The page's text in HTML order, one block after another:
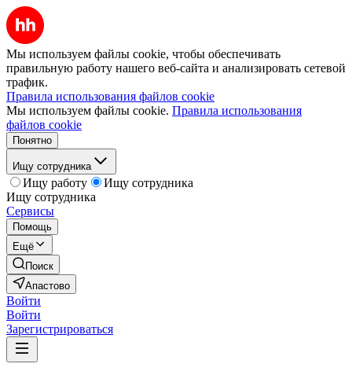
Мы используем файлы cookie, чтобы обеспечивать
правильную работу нашего веб-сайта и анализировать сетевой
трафик.
Правила использования файлов cookie
Мы используем файлы cookie. Правила использования
файлов cookie
Понятно
Ищу сотрудника
Ищу работу
Ищу сотрудника
Ищу сотрудника
Сервисы
Помощь
Ещё
Поиск
Апастово
Войти
Войти
Зарегистрироваться